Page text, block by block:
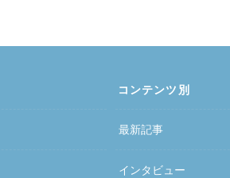
コンテンツ別
最新記事
インタビュー